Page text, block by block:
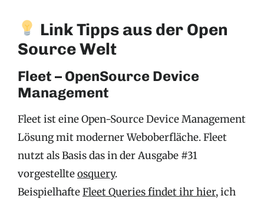
Link Tipps aus der Open
Source Welt
Fleet – OpenSource Device
Management
Fleet ist eine Open-Source Device Management
Lösung mit moderner Weboberfläche. Fleet
nutzt als Basis das in der Ausgabe #31
vorgestellteosquery.
BeispielhafteFleet Queries findet ihr hier, ich